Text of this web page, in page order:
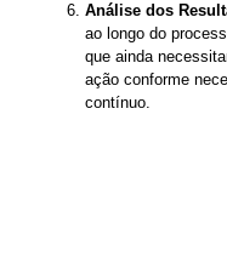
Análise dos
ao longo do
que ainda
ação conforme
contínuo.